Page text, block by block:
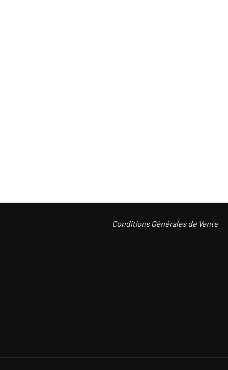
Conditions Générales de Vente